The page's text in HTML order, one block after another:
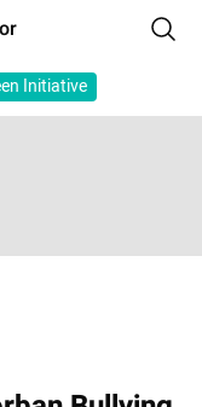
Initiative